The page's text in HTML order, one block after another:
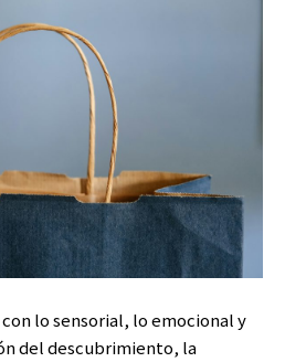
lo sensorial, lo emocional y
del descubrimiento, la